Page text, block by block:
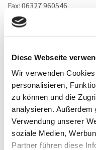
Diese Webseite
Wir verwenden
personalisieren,
zu können und die
analysieren. Außerdem
Verwendung unserer
soziale Medien,
Partner führen diese
Fax: 06327 960546
E-Mail:
Umsatzsteuer-ID: DE 812
Die Europäische
außergerichtliche
bereit, die unter
ist. Unsere E-Mail-
Wir sind weder